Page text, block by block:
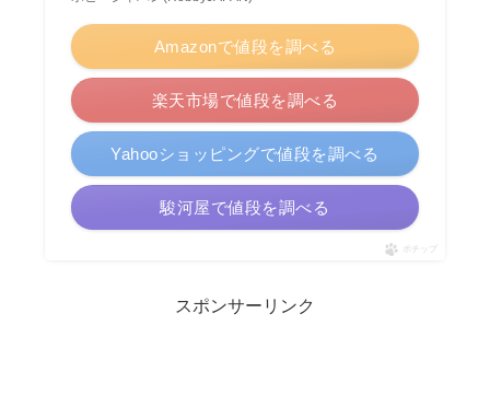
Amazonで値段を調べる
楽天市場で値段を調べる
Yahooショッピングで値段を調べる
駿河屋で値段を調べる
ポチップ
スポンサーリンク